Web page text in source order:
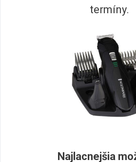
termíny.
Najlacnejšia